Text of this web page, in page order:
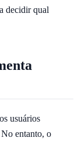
decidir qual
usuários
entanto, o